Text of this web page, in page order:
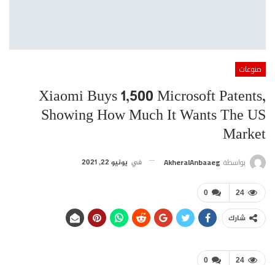
منوعات
Xiaomi Buys 1,500 Microsoft Patents,
Showing How Much It Wants The US
Market
بواسطة AkheralAnbaaeg في يونيو 22, 2021
0 24
شارك
0 24